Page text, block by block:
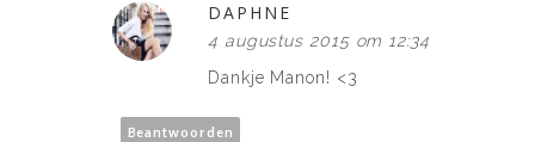
DAPHNE
4 augustus 2015 om 12:34
Dankje Manon! <3
Beantwoorden